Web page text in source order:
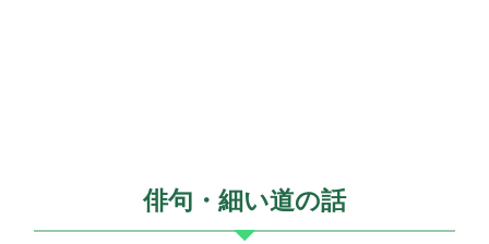
俳句・細い道の話